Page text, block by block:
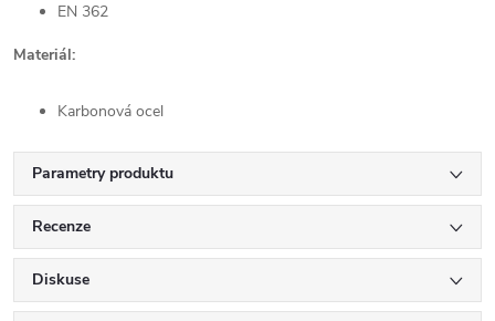
EN 362
Materiál:
Karbonová ocel
Parametry produktu
Recenze
Diskuse